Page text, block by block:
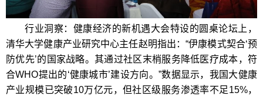
行业洞察：健康经济的新机遇大会特设的圆桌论坛上，
清华大学健康产业研究中心主任赵明指出：“伊康模式契合‘预
防优先’的国家战略。其通过社区末梢服务降低医疗成本，符
合WHO提出的‘健康城市’建设方向。”数据显示，我国大健康
产业规模已突破10万亿元，但社区级服务渗透率不足15%，